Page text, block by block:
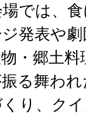
では、
発表や
・郷土
る舞わ
り、ク